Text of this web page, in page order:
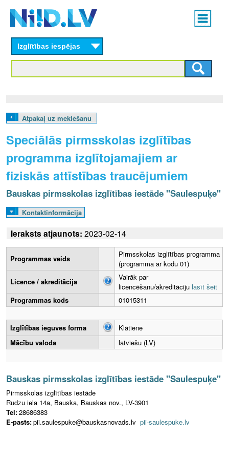
content
Main
menu
L
V
Izglītības iespējas
Atpakaļ uz meklēšanu
Speciālās pirmsskolas izglītības
programma izglītojamajiem ar
fiziskās attīstības traucējumiem
Bauskas pirmsskolas izglītības iestāde "Saulespuķe"
Kontaktinformācija
Ieraksts atjaunots: 2023-02-14
Programmas veids
Pirmsskolas izglītības programma
(programma ar kodu 01)
Licence / akreditācija
Vairāk par
licencēšanu/akreditāciju lasīt šeit
Programmas kods
01015311
Izglītības ieguves forma
Klātiene
Mācību valoda
latviešu (LV)
Bauskas pirmsskolas izglītības iestāde "Saulespuķe"
Pirmsskolas izglītības iestāde
Rudzu iela 14a, Bauska, Bauskas nov., LV-3901
Tel:28686383
E-pasts:pii.saulespuke@bauskasnovads.lv pii-saulespuke.lv